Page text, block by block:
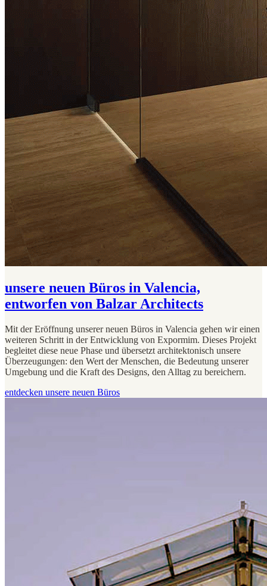
unsere neuen Büros in Valencia,
entworfen von Balzar Architects
Mit der Eröffnung unserer neuen Büros in Valencia gehen wir einen
weiteren Schritt in der Entwicklung von Expormim. Dieses Projekt
begleitet diese neue Phase und übersetzt architektonisch unsere
Überzeugungen: den Wert der Menschen, die Bedeutung unserer
Umgebung und die Kraft des Designs, den Alltag zu bereichern.
entdecken unsere neuen Büros